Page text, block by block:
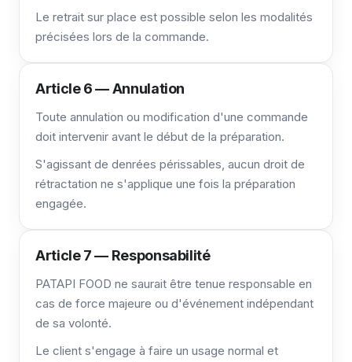
Le retrait sur place est possible selon les modalités
précisées lors de la commande.
Article 6 — Annulation
Toute annulation ou modification d'une commande
doit intervenir avant le début de la préparation.
S'agissant de denrées périssables, aucun droit de
rétractation ne s'applique une fois la préparation
engagée.
Article 7 — Responsabilité
PATAPI FOOD ne saurait être tenue responsable en
cas de force majeure ou d'événement indépendant
de sa volonté.
Le client s'engage à faire un usage normal et